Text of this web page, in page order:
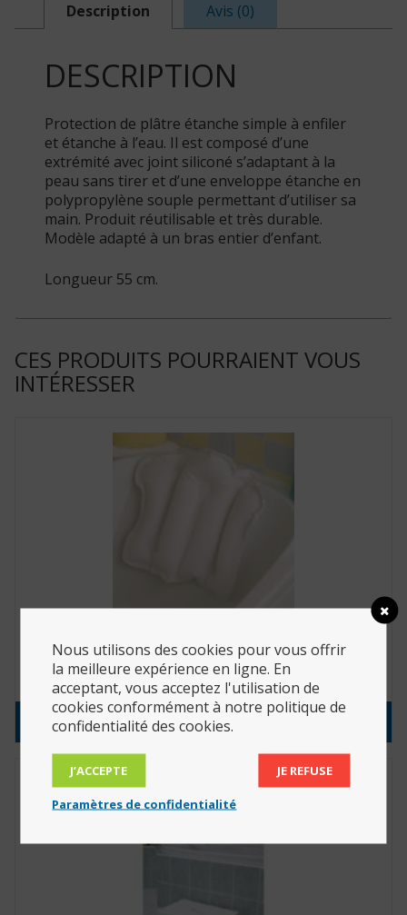
Description Avis (0)
DESCRIPTION
Protection de plâtre étanche simple à enfiler
et étanche à l’eau. Il est composé d’une
extrémité avec joint siliconé s’adaptant à la
peau sans tirer et d’une enveloppe étanche en
polypropylène souple permettant d’utiliser sa
main. Produit réutilisable et très durable.
Modèle adapté à un bras entier d’enfant.
Longueur 55 cm.
CES PRODUITS POURRAIENT VOUS
INTÉRESSER
Coussin de bain gonflable (Réf. : 812050)
15.04€
Consulter le produit
Nous utilisons des cookies pour vous offrir
la meilleure expérience en ligne. En
acceptant, vous acceptez l'utilisation de
cookies conformément à notre politique de
confidentialité des cookies.
J’ACCEPTE JE REFUSE
Paramètres de confidentialité